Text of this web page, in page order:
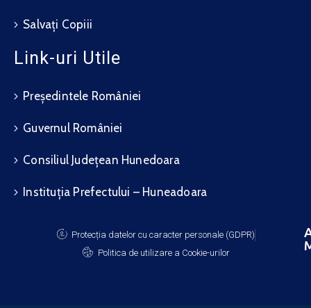
Salvați Copiii
Link-uri Utile
Președintele României
Guvernul României
Consiliul Județean Hunedoara
Instituția Prefectului – Huneadoara
Protecția datelor cu caracter personale (GDPR)
Politica de utilizare a Cookie-urilor